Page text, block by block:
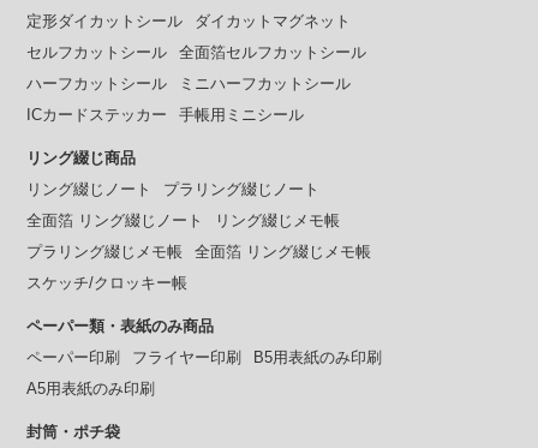
定形ダイカットシール
ダイカットマグネット
セルフカットシール
全面箔セルフカットシール
ハーフカットシール
ミニハーフカットシール
ICカードステッカー
手帳用ミニシール
リング綴じ商品
リング綴じノート
プラリング綴じノート
全面箔 リング綴じノート
リング綴じメモ帳
プラリング綴じメモ帳
全面箔 リング綴じメモ帳
スケッチ/クロッキー帳
ペーパー類・表紙のみ商品
ペーパー印刷
フライヤー印刷
B5用表紙のみ印刷
A5用表紙のみ印刷
封筒・ポチ袋